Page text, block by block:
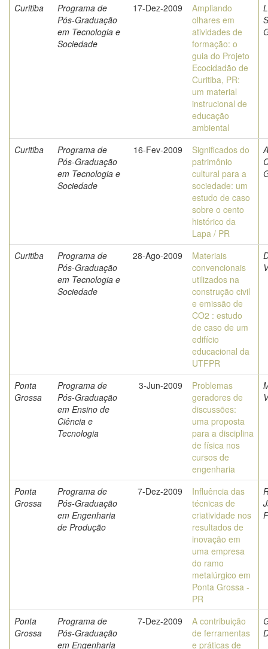
Curitiba
Programa de
Pós-Graduação
em Tecnologia e
Sociedade
17-Dez-2009
Ampliando
olhares em
atividades de
formação: o
guia do Projeto
Ecocidadão de
Curitiba, PR:
um material
instrucional de
educação
ambiental
Curitiba
Programa de
Pós-Graduação
em Tecnologia e
Sociedade
16-Fev-2009
Significados do
patrimônio
cultural para a
sociedade: um
estudo de caso
sobre o cento
histórico da
Lapa / PR
Curitiba
Programa de
Pós-Graduação
em Tecnologia e
Sociedade
28-Ago-2009
Materiais
convencionais
utilizados na
construção civil
e emissão de
CO2 : estudo
de caso de um
edifício
educacional da
UTFPR
Ponta
Grossa
Programa de
Pós-Graduação
em Ensino de
Ciência e
Tecnologia
3-Jun-2009
Problemas
geradores de
discussões:
uma proposta
para a disciplina
de física nos
cursos de
engenharia
Ponta
Grossa
Programa de
Pós-Graduação
em Engenharia
de Produção
7-Dez-2009
Influência das
técnicas de
criatividade nos
resultados de
inovação em
uma empresa
do ramo
metalúrgico em
Ponta Grossa -
PR
Ponta
Grossa
Programa de
Pós-Graduação
em Engenharia
7-Dez-2009
A contribuição
de ferramentas
e práticas de